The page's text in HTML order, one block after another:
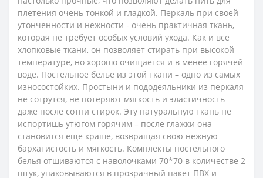
плетения очень тонкой и гладкой. Перкаль при своей
утонченности и нежности - очень практичная ткань,
которая не требует особых условий ухода. Как и все
хлопковые ткани, он позволяет стирать при высокой
температуре, но хорошо очищается и в менее горячей
воде. Постельное белье из этой ткани – одно из самых
износостойких. Простыни и пододеяльники из перкаля
не сотрутся, не потеряют мягкость и эластичность
даже после сотни стирок. Эту натуральную ткань не
испортишь утюгом горячим – после глажки она
становится еще краше, возвращая свою нежную
бархатистость и мягкость. Комплекты постельного
белья отшиваются с наволочками 70*70 в количестве 2
штук, упаковываются в прозрачный пакет ПВХ и